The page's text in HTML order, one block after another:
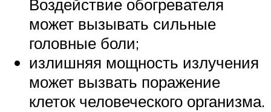
Воздействие обогревателя
может вызывать сильные
головные боли;
излишняя мощность излучения
может вызвать поражение
клеток человеческого организма.